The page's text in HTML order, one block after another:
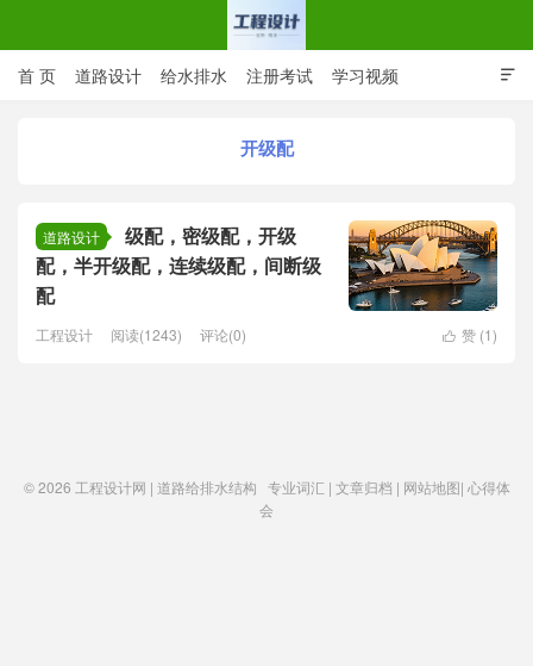

首 页 道路设计 给水排水 注册考试 学习视频
开级配
道路设计
级配，密级配，开级
配，半开级配，连续级配，间断级
配
 赞 (1)
工程设计 阅读(1243) 评论(0)
© 2026 工程设计网 | 道路给排水结构 专业词汇 | 文章归档 | 网站地图| 心得体
会